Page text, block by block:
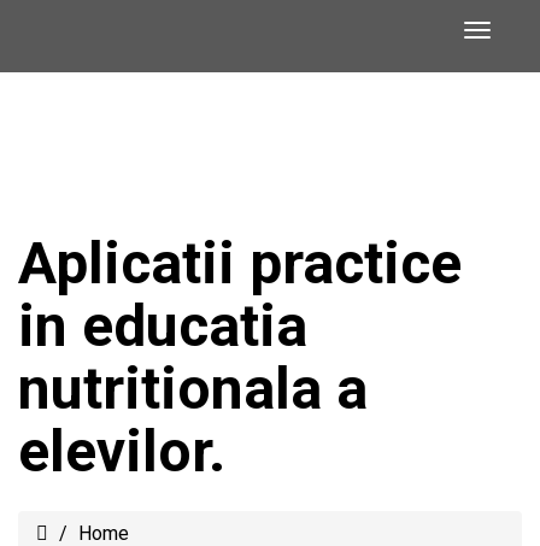
Aplicatii practice
in educatia
nutritionala a
elevilor.
Home